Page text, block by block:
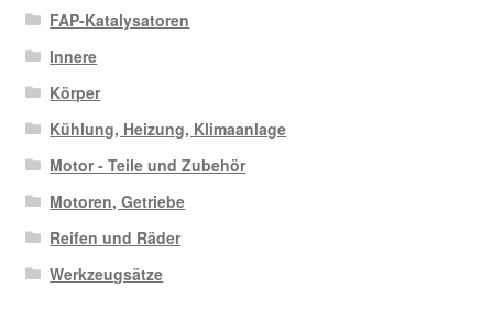
FAP-Katalysatoren
Innere
Körper
Kühlung, Heizung, Klimaanlage
Motor - Teile und Zubehör
Motoren, Getriebe
Reifen und Räder
Werkzeugsätze